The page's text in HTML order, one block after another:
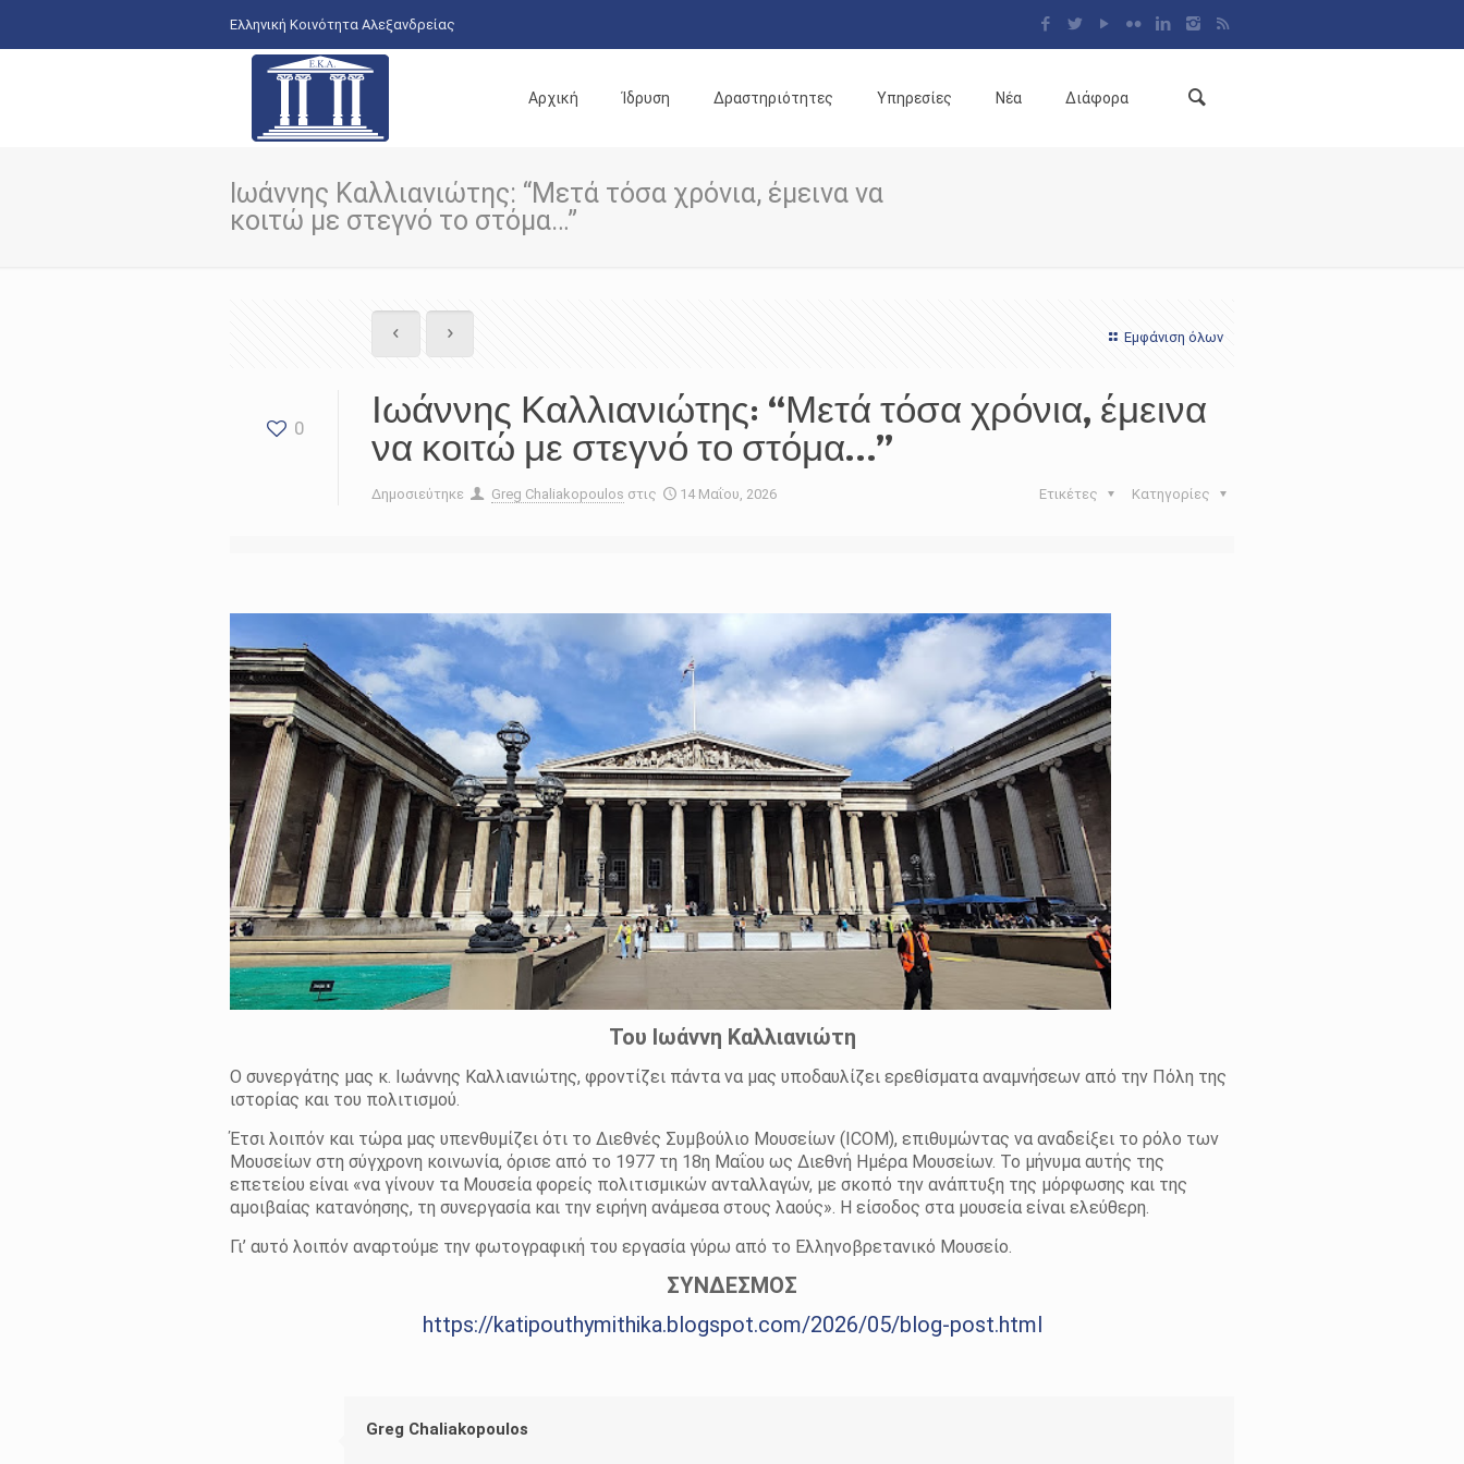
Ελληνική Κοινότητα Αλεξανδρείας
Αρχική Ίδρυση Δραστηριότητες Υπηρεσίες Νέα Διάφορα
Ιωάννης Καλλιανιώτης: “Μετά τόσα χρόνια, έμεινα να
κοιτώ με στεγνό το στόμα…”
Εμφάνιση όλων
0
Ιωάννης Καλλιανιώτης: “Μετά τόσα χρόνια, έμεινα
να κοιτώ με στεγνό το στόμα…”
Δημοσιεύτηκε Greg Chaliakopoulos στις 14 Μαΐου, 2026 Κατηγορίες
Ετικέτες
Του Ιωάννη Καλλιανιώτη
Ο συνεργάτης μας κ. Ιωάννης Καλλιανιώτης, φροντίζει πάντα να μας υποδαυλίζει ερεθίσματα αναμνήσεων από την Πόλη της
ιστορίας και του πολιτισμού.
Έτσι λοιπόν και τώρα μας υπενθυμίζει ότι το Διεθνές Συμβούλιο Μουσείων (ICOM), επιθυμώντας να αναδείξει το ρόλο των
Μουσείων στη σύγχρονη κοινωνία, όρισε από το 1977 τη 18η Μαΐου ως Διεθνή Ημέρα Μουσείων. Το μήνυμα αυτής της
επετείου είναι «να γίνουν τα Μουσεία φορείς πολιτισμικών ανταλλαγών, με σκοπό την ανάπτυξη της μόρφωσης και της
αμοιβαίας κατανόησης, τη συνεργασία και την ειρήνη ανάμεσα στους λαούς». Η είσοδος στα μουσεία είναι ελεύθερη.
Γι’ αυτό λοιπόν αναρτούμε την φωτογραφική του εργασία γύρω από το Ελληνοβρετανικό Μουσείο.
ΣΥΝΔΕΣΜΟΣ
https://katipouthymithika.blogspot.com/2026/05/blog-post.html
Greg Chaliakopoulos